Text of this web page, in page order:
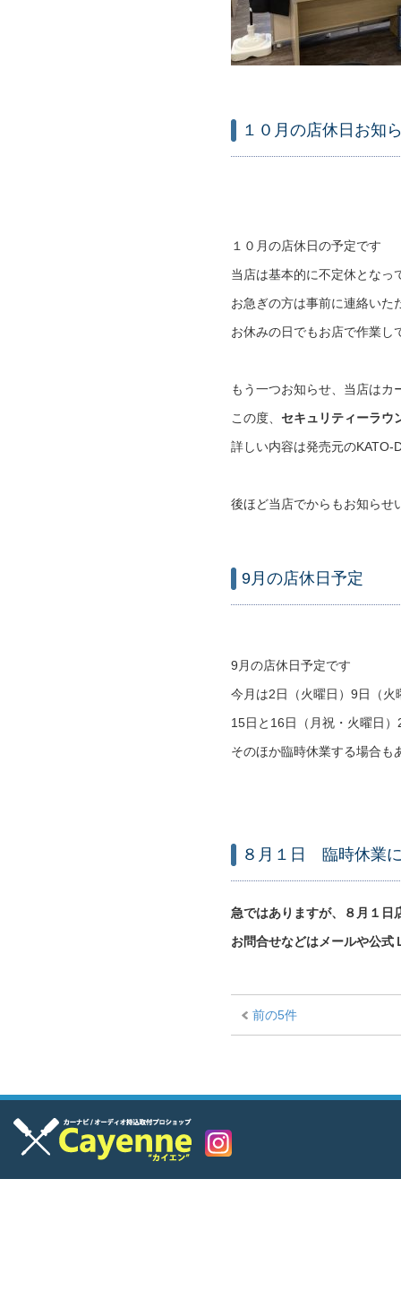
１０月の店休日お知
１０月の店休日の予定です
当店は基本的に不定休となっ
お急ぎの方は事前に連絡いた
お休みの日でもお店で作業し
もう一つお知らせ、当店はカ
この度、 セキュリティーラウ
詳しい内容は発売元の
後ほど当店でからもお知らせ
9月の店休日予定
9月の店休日予定です
今月は2日（火曜日）9日（火
15日と16日（月祝・火曜日
そのほか臨時休業する場合も
８月１日 臨時休業
急ではありますが、８月１日
お問合せなどはメールや公式
前の5件